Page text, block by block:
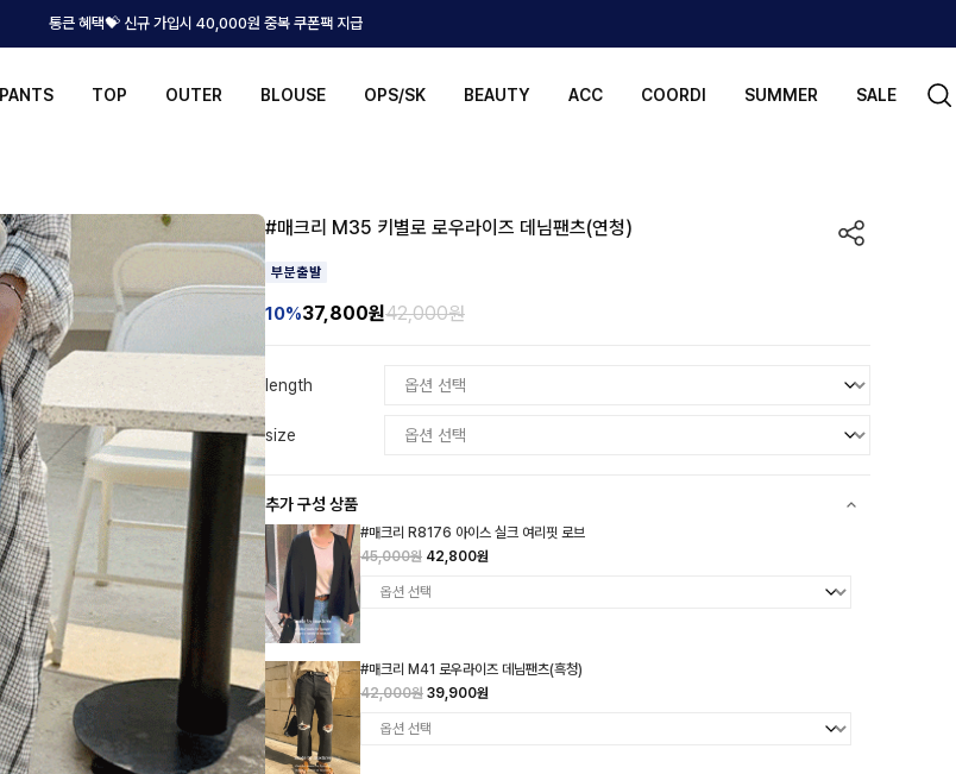
통큰 혜택💝 신규 가입시 40,000원 중복 쿠폰팩 지급
PANTS TOP OUTER BLOUSE OPS/SK BEAUTY ACC COORDI SUMMER SALE
#매크리 M35 키별로 로우라이즈 데님팬츠(연청)
10%37,800원42,000원
length
size
추가 구성 상품
#매크리 R8176 아이스 실크 여리핏 로브
45,000원 42,800원
#매크리 M41 로우라이즈 데님팬츠(흑청)
42,000원 39,900원